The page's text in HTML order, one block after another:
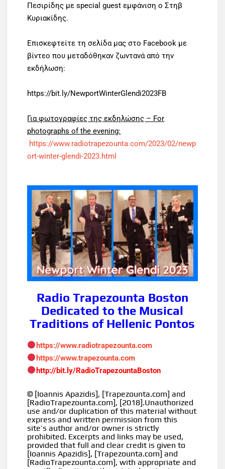
Πεσιρίδης με special guest εμφάνιση ο Στηβ
Κυριακίδης.
Επισκεφτείτε τη σελίδα μας στο Facebook με
βίντεο που μεταδόθηκαν ζωντανά από την
εκδήλωση:
https://bit.ly/NewportWinterGlendi2023FB
Για φωτογραφίες της εκδηλώσης – For
photographs of the evening:
https://www.radiotrapezounta.com/2023/02/newp
ort-winter-glendi-2023.html
Radio Trapezounta Boston
Dedicated to the Musical
Traditions of Hellenic Pontos
https://www.radiotrapezounta.com
https://www.trapezounta.com
http://bit.ly/RadioTrapezountaBoston
© [Ioannis Apazidis], [Trapezounta.com] and
[RadioTrapezounta.com], [2018].Unauthorized
use and/or duplication of this material without
express and written permission from this
site’s author and/or owner is strictly
prohibited. Excerpts and links may be used,
provided that full and clear credit is given to
[Ioannis Apazidis], [Trapezounta.com] and
[RadioTrapezounta.com], with appropriate and